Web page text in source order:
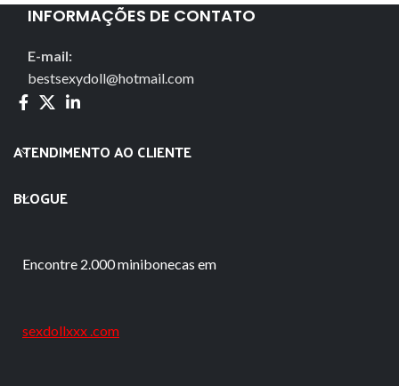
INFORMAÇÕES DE CONTATO
E-mail:
bestsexydoll@hotmail.com
ATENDIMENTO AO CLIENTE
BLOGUE
Encontre 2.000 minibonecas em
sexdollxxx .com